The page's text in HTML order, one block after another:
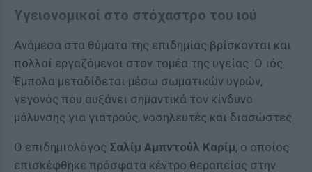
Υγειονομικοί στο στόχαστρο του ιού
Ανάμεσα στα θύματα της επιδημίας βρίσκονται και
πολλοί εργαζόμενοι στον τομέα της υγείας. Ο ιός
Έμπολα μεταδίδεται μέσω σωματικών υγρών,
γεγονός που αυξάνει σημαντικά τον κίνδυνο
μόλυνσης για γιατρούς, νοσηλευτές και διασώστες.
Ο επιδημιολόγος Σαλίμ Αμπντούλ Καρίμ, ο οποίος
επισκέφθηκε πρόσφατα κέντρο θεραπείας στην